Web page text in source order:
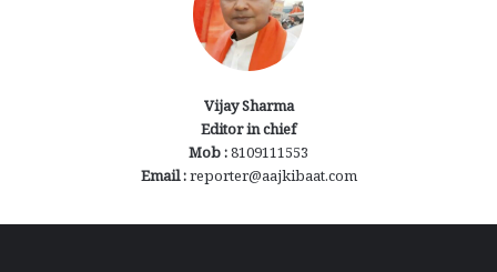
Vijay Sharma
Editor in chief
Mob :8109111553
Email :reporter@aajkibaat.com